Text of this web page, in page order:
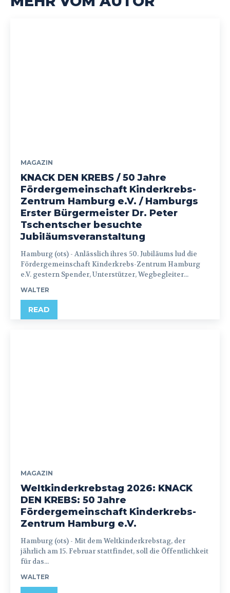
MAGAZIN
KNACK DEN KREBS / 50 Jahre
Fördergemeinschaft Kinderkrebs-
Zentrum Hamburg e.V. / Hamburgs
Erster Bürgermeister Dr. Peter
Tschentscher besuchte
Jubiläumsveranstaltung
Hamburg (ots) - Anlässlich ihres 50. Jubiläums lud die
Fördergemeinschaft Kinderkrebs-Zentrum Hamburg
e.V. gestern Spender, Unterstützer, Wegbegleiter...
WALTER
READ
MAGAZIN
Weltkinderkrebstag 2026: KNACK
DEN KREBS: 50 Jahre
Fördergemeinschaft Kinderkrebs-
Zentrum Hamburg e.V.
Hamburg (ots) - Mit dem Weltkinderkrebstag, der
jährlich am 15. Februar stattfindet, soll die Öffentlichkeit
für das...
WALTER